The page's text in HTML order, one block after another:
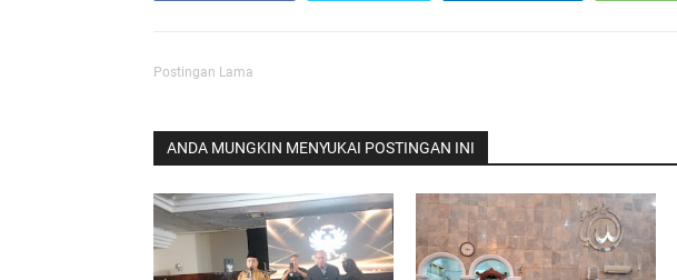
Postingan Lama
ANDA MUNGKIN MENYUKAI POSTINGAN INI